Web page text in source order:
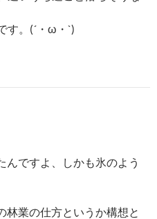
す。(´・ω・`)
んですよ、しかも氷のよう
林業の仕方というか構想と